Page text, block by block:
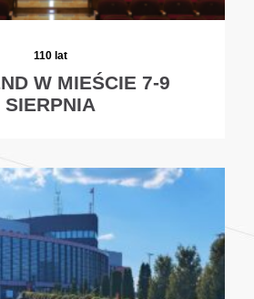
110 lat
W MIEŚCIE 7-9
SIERPNIA